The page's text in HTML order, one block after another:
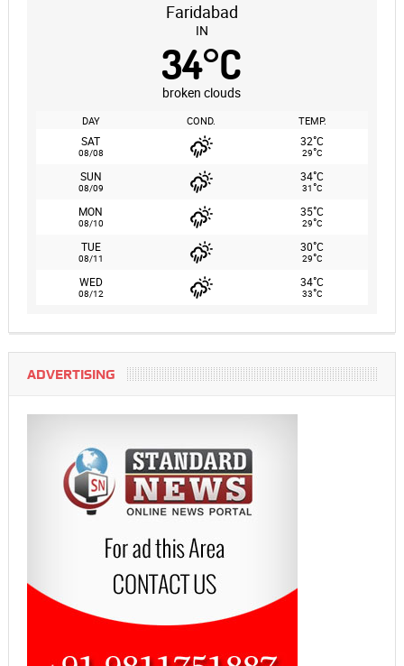
Faridabad
IN
34°C
broken clouds
DAY COND. TEMP.
SAT
08/08
32°C
29°C
SUN
08/09
34°C
31°C
MON
08/10
35°C
29°C
TUE
08/11
30°C
29°C
WED
08/12
34°C
33°C
ADVERTISING